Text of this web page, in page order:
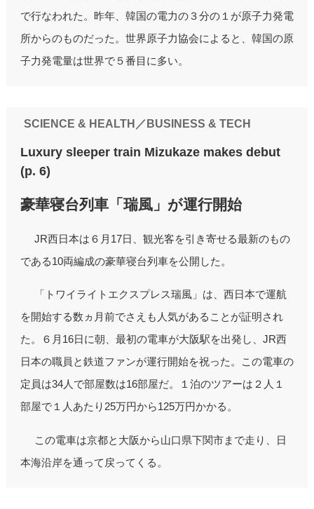
で行なわれた。昨年、韓国の電力の３分の１が原子力発電
所からのものだった。世界原子力協会によると、韓国の原
子力発電量は世界で５番目に多い。
SCIENCE & HEALTH／BUSINESS & TECH
Luxury sleeper train Mizukaze makes debut
(p. 6)
豪華寝台列車「瑞風」が運行開始
JR西日本は６月17日、観光客を引き寄せる最新のもの
である10両編成の豪華寝台列車を公開した。
「トワイライトエクスプレス瑞風」は、西日本で運航
を開始する数ヵ月前でさえも人気があることが証明され
た。６月16日に朝、最初の電車が大阪駅を出発し、JR西
日本の職員と鉄道ファンが運行開始を祝った。この電車の
定員は34人で部屋数は16部屋だ。１泊のツアーは２人１
部屋で１人あたり25万円から125万円かかる。
この電車は京都と大阪から山口県下関市まで走り、日
本海沿岸を通って戻ってくる。